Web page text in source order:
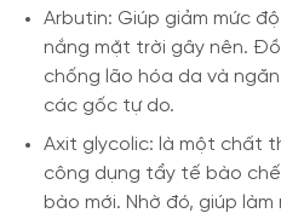
Arbutin: Giúp giảm mức
nắng mặt trời gây nên.
chống lão hóa da và
các gốc tự do.
Axit glycolic: là một chất
công dụng tẩy tế bào
bào mới. Nhờ đó, giúp